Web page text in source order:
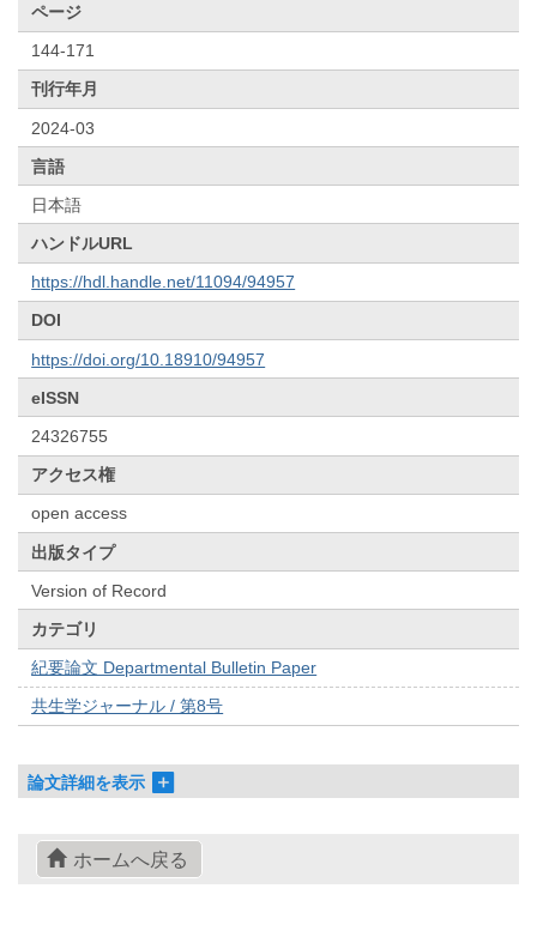
ページ
144-171
刊行年月
2024-03
言語
日本語
ハンドルURL
https://hdl.handle.net/11094/94957
DOI
https://doi.org/10.18910/94957
eISSN
24326755
アクセス権
open access
出版タイプ
Version of Record
カテゴリ
紀要論文 Departmental Bulletin Paper
共生学ジャーナル / 第8号
論文詳細を表示
ホームへ戻る